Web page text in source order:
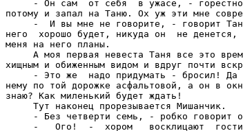
- Он сам  от себя  в ужасе, -
потому и запал на Таню. Ох уж эти мне
-  И вы мне не говорите, - говорит
него  хорошо будет, никуда он  не
меня на него планы.
А моя первая невеста Таня все это
хищным и обиженным видом и вдруг почти
- Это же  надо придумать - бросил!
нему по той дорожке асфальтовой, а он в
знаю? Как миленький будет ждать!
     Тут наконец прорезывается Мишанчик.
- Без четверти семь, - робко говорит
-   Ого!  -  хором   восклицают